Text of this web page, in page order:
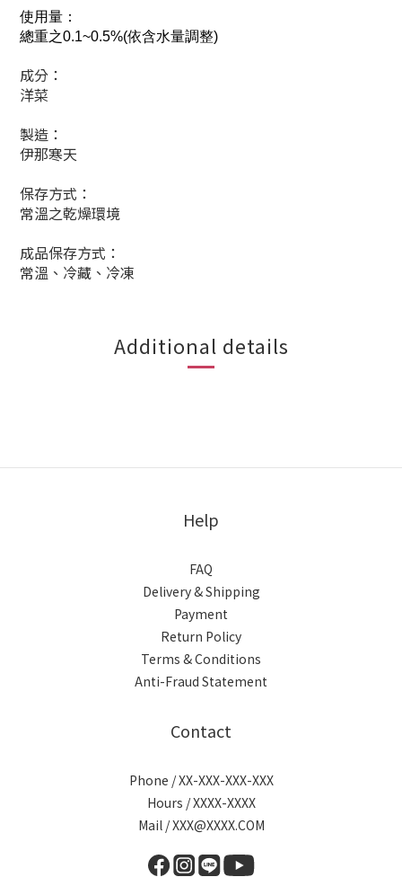
使用量：
總重之0.1~0.5%(依含水量調整)
成分：
洋菜
製造：
伊那寒天
保存方式：
常溫之乾燥環境
成品保存方式：
常溫、冷藏、冷凍
Additional details
Help
FAQ
Delivery & Shipping
Payment
Return Policy
Terms & Conditions
Anti-Fraud Statement
Contact
Phone / XX-XXX-XXX-XXX
Hours / XXXX-XXXX
Mail / XXX@XXXX.COM